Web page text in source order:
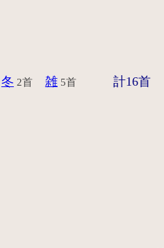
冬 2首 雑5首 計16首